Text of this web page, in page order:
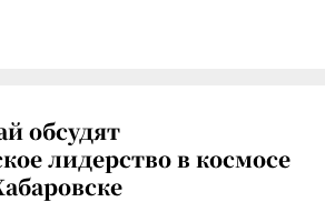
обсудят
лидерство в космосе